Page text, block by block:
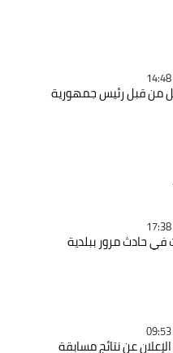
قبل رئيس جمهورية
في حادث مرور ببلدية
عن نتائج مسابقة